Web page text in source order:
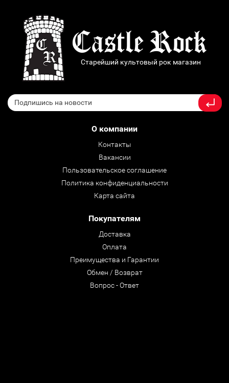
Старейший культовый рок магазин
О компании
Контакты
Вакансии
Пользовательское соглашение
Политика конфиденциальности
Карта сайта
Покупателям
Доставка
Оплата
Преимущества и Гарантии
Обмен / Возврат
Вопрос - Ответ